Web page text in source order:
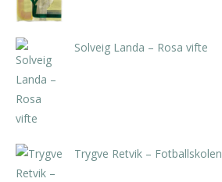
Solveig Landa – Rosa vifte
Trygve Retvik – Fotballskolen